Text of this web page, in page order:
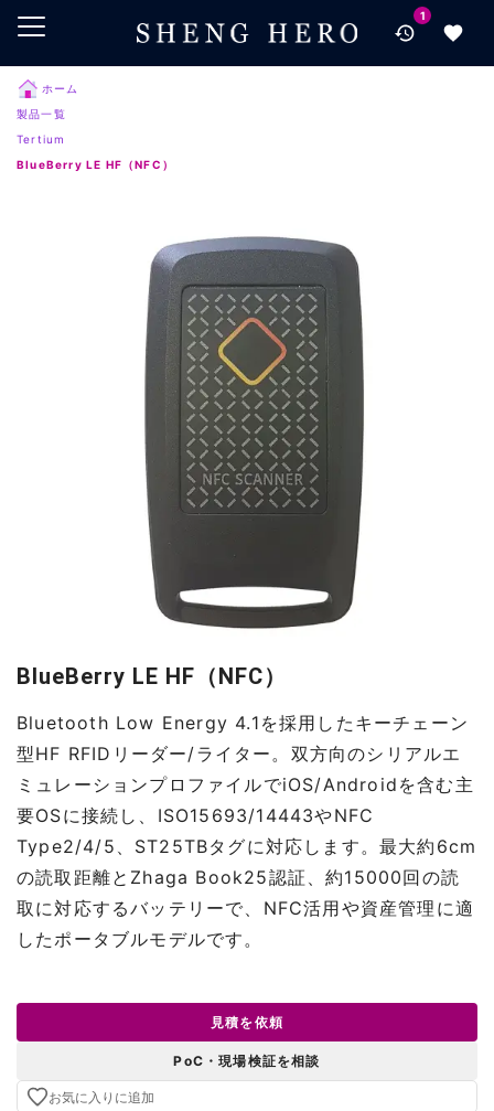
メインコンテンツにスキップ
検索にスキップ
フッターにスキップ
1
ホーム
製品一覧
Tertium
BlueBerry LE HF（NFC）
BlueBerry LE HF（NFC）
Bluetooth Low Energy 4.1を採用したキーチェーン
型HF RFIDリーダー/ライター。双方向のシリアルエ
ミュレーションプロファイルでiOS/Androidを含む主
要OSに接続し、ISO15693/14443やNFC
Type2/4/5、ST25TBタグに対応します。最大約6cm
の読取距離とZhaga Book25認証、約15000回の読
取に対応するバッテリーで、NFC活用や資産管理に適
したポータブルモデルです。
見積を依頼
PoC・現場検証を相談
お気に入りに追加